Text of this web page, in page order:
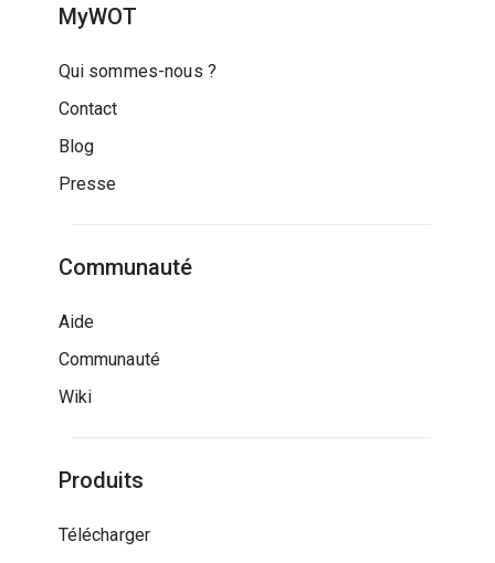
MyWOT
Qui sommes-nous ?
Contact
Blog
Presse
Communauté
Aide
Communauté
Wiki
Produits
Télécharger